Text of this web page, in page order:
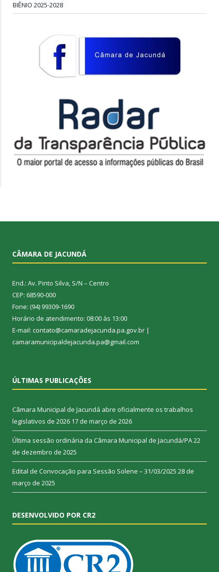
BIÊNIO 2025-2028
CÂMARA DE JACUNDÁ
End.: Av. Pinto Silva, S/N – Centro
CEP: 68590-000
Fone: (94) 99309-1690
Horário de atendimento: 08:00 às 13:00
E-mail: contato@camaradejacunda.pa.gov.br |
camaramunicipaldejacunda.pa@gmail.com
ÚLTIMAS PUBLICAÇÕES
Câmara Municipal de Jacundá abre oficialmente os trabalhos
legislativos de 2026 17 de março de 2026
Última sessão ordinária da Câmara Municipal de Jacundá/PA22
de dezembro de 2025
Edital de Convocação para Sessão Solene – 31/03/2025 28 de
março de 2025
DESENVOLVIDO POR CR2